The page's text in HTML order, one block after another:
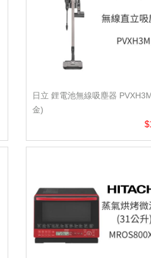
日立 鋰電池無線吸塵器
金)